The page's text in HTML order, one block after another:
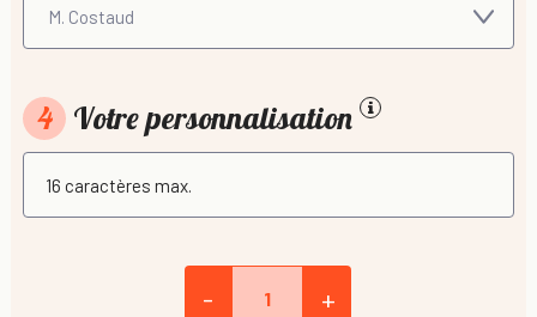
4 Votre personnalisation
- +